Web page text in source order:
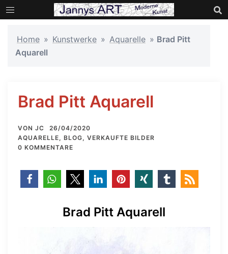
Zum
Inhalt
Home » Kunstwerke » Aquarelle » Brad Pitt
Aquarell
Brad Pitt Aquarell
VON JC
26/04/2020
AQUARELLE, BLOG, VERKAUFTE BILDER
0 KOMMENTARE
Brad Pitt Aquarell